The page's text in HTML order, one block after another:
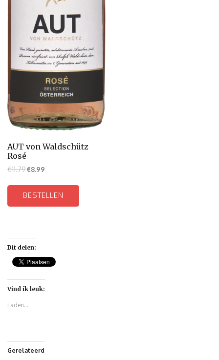
AUT von Waldschütz
Rosé
€11.79€8.99
BESTELLEN
Dit delen:
Vind ik leuk:
Laden...
Gerelateerd